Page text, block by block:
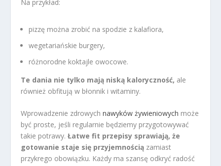
Na przykład:
pizzę można zrobić na spodzie z kalafiora,
wegetariańskie burgery,
różnorodne koktajle owocowe.
Te dania nie tylko mają niską kaloryczność, ale
również obfitują w błonnik i witaminy.
Wprowadzenie zdrowychnawyków żywieniowych może
być proste, jeśli regularnie będziemy przygotowywać
takie potrawy.Łatwe fit przepisy sprawiają, że
gotowanie staje się przyjemnością zamiast
przykrego obowiązku. Każdy ma szansę odkryć radość